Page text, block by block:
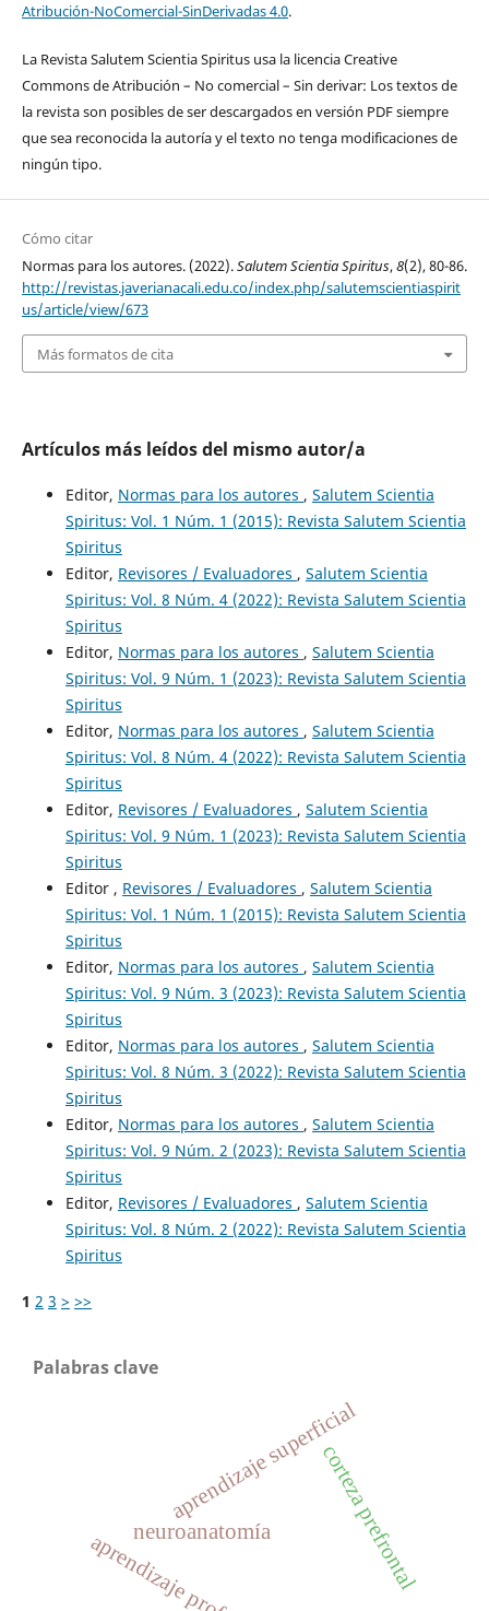
Atribución-NoComercial-SinDerivadas 4.0.
La Revista Salutem Scientia Spiritus usa la licencia Creative
Commons de Atribución – No comercial – Sin derivar: Los textos de
la revista son posibles de ser descargados en versión PDF siempre
que sea reconocida la autoría y el texto no tenga modificaciones de
ningún tipo.
Cómo citar
Normas para los autores. (2022).Salutem Scientia Spiritus,8(2), 80-86.
http://revistas.javerianacali.edu.co/index.php/salutemscientiaspirit
us/article/view/673
Más formatos de cita
Artículos más leídos del mismo autor/a
Editor, Normas para los autores , Salutem Scientia
Spiritus: Vol. 1 Núm. 1 (2015): Revista Salutem Scientia
Spiritus
Editor, Revisores / Evaluadores , Salutem Scientia
Spiritus: Vol. 8 Núm. 4 (2022): Revista Salutem Scientia
Spiritus
Editor, Normas para los autores , Salutem Scientia
Spiritus: Vol. 9 Núm. 1 (2023): Revista Salutem Scientia
Spiritus
Editor, Normas para los autores , Salutem Scientia
Spiritus: Vol. 8 Núm. 4 (2022): Revista Salutem Scientia
Spiritus
Editor, Revisores / Evaluadores , Salutem Scientia
Spiritus: Vol. 9 Núm. 1 (2023): Revista Salutem Scientia
Spiritus
Editor , Revisores / Evaluadores , Salutem Scientia
Spiritus: Vol. 1 Núm. 1 (2015): Revista Salutem Scientia
Spiritus
Editor, Normas para los autores , Salutem Scientia
Spiritus: Vol. 9 Núm. 3 (2023): Revista Salutem Scientia
Spiritus
Editor, Normas para los autores , Salutem Scientia
Spiritus: Vol. 8 Núm. 3 (2022): Revista Salutem Scientia
Spiritus
Editor, Normas para los autores , Salutem Scientia
Spiritus: Vol. 9 Núm. 2 (2023): Revista Salutem Scientia
Spiritus
Editor, Revisores / Evaluadores , Salutem Scientia
Spiritus: Vol. 8 Núm. 2 (2022): Revista Salutem Scientia
Spiritus
1 2 3 > >>
Palabras clave
neuroanatomía
aprendizaje superficialcorteza prefrontal